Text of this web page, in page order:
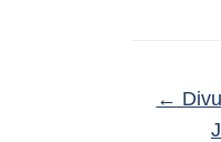
←